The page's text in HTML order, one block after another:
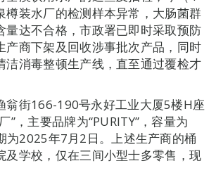
樽装水厂的检测样本异常，大肠菌群
量达不合格，市政署已即时采取预防
产商下架及回收涉事批次产品，同时
洁消毒整顿生产线，直至通过覆检才
翁街166-190号永好工业大厦5楼H座
”，主要品牌为“PURITY”，容量为
为2025年7月2日。上述生产商的桶
及学校，仅在三间小型士多零售，现